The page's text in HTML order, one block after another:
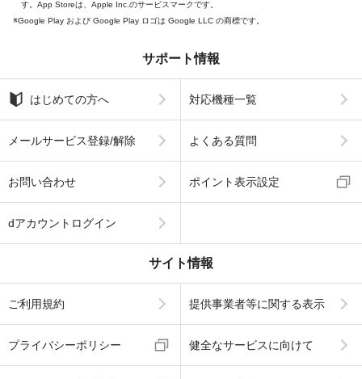
す。App Storeは、Apple Inc.のサービスマークです。
Google Play および Google Play ロゴは Google LLC の商標です。
サポート情報
はじめての方へ 対応機種一覧
メールサービス登録/解除 よくある質問
お問い合わせ ポイント表示設定
dアカウントログイン
サイト情報
ご利用規約 提供事業者等に関する表示
プライバシーポリシー 健全なサービスに向けて